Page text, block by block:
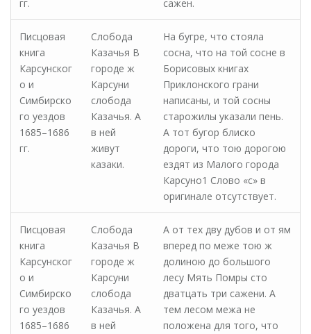
гг. сажен.
Писцовая
книга
Карсунског
о и
Симбирско
го уездов
1685–1686
гг.
Слобода
Казачья В
городе ж
Карсуни
слобода
Казачья. А
в ней
живут
казаки.
На бугре, что стояла
сосна, что на той сосне в
Борисовых книгах
Приклонского грани
написаны, и той сосны
старожилы указали пень.
А тот бугор блиско
дороги, что тою дорогою
ездят из Малого города
Карсуно1 Слово «с» в
оригинале отсутствует.
Писцовая
книга
Карсунског
о и
Симбирско
го уездов
1685–1686
Слобода
Казачья В
городе ж
Карсуни
слобода
Казачья. А
в ней
А от тех дву дубов и от ям
вперед по меже тою ж
долиною до большого
лесу Мять Помры сто
дватцать три сажени. А
тем лесом межа не
положена для того, что